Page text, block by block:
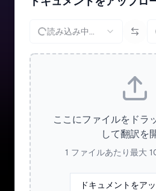
読み込み中...
ここにファイルをドラ
して翻訳を
1 ファイルあたり最大
ドキュメントをア